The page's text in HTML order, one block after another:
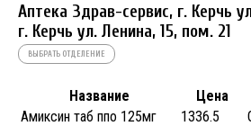
Аптека Здрав-сервис, г. Керчь
г. Керчь ул. Ленина, 15, пом. 21
ВЫБРАТЬ ОТДЕЛЕНИЕ
Название Цена
Амиксин таб ппо 125мг
1336.5